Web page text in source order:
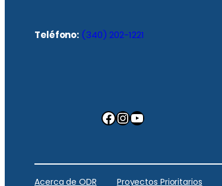
Teléfono: (340) 202-1221
Facebook InstagramYouTube
Acerca de ODR Proyectos Prioritarios